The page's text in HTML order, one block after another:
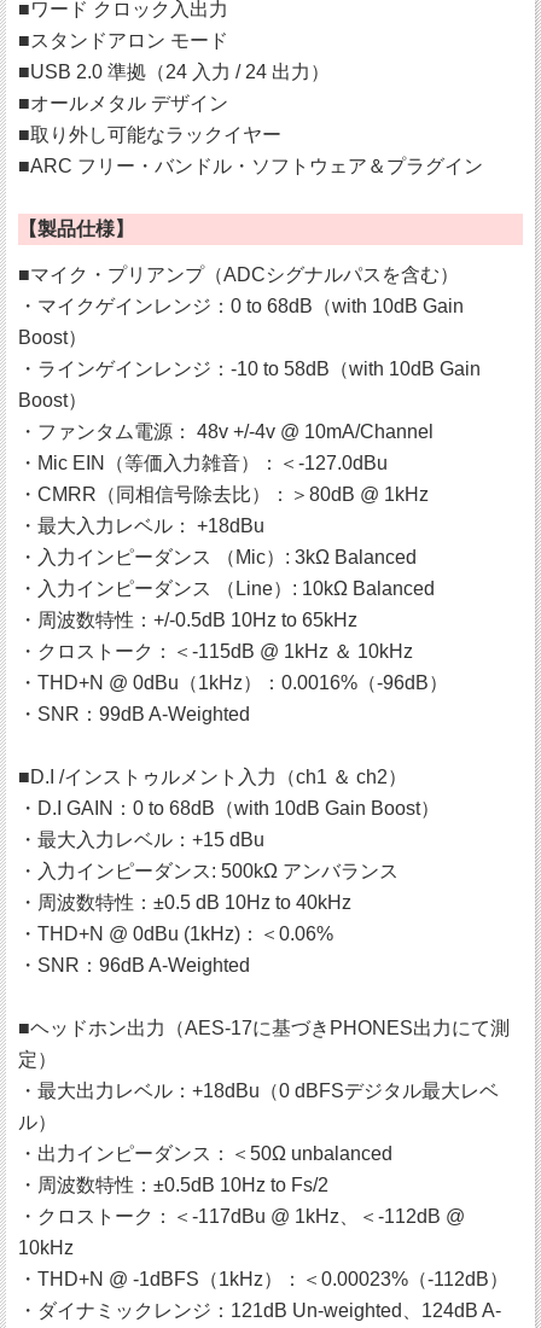
■ワード クロック入出力
■スタンドアロン モード
■USB 2.0 準拠（24 入力 / 24 出力）
■オールメタル デザイン
■取り外し可能なラックイヤー
■ARC フリー・バンドル・ソフトウェア＆プラグイン
【製品仕様】
■マイク・プリアンプ（ADCシグナルパスを含む）
・マイクゲインレンジ：0 to 68dB（with 10dB Gain
Boost）
・ラインゲインレンジ：-10 to 58dB（with 10dB Gain
Boost）
・ファンタム電源： 48v +/-4v @ 10mA/Channel
・Mic EIN（等価入力雑音）：＜-127.0dBu
・CMRR（同相信号除去比）：＞80dB @ 1kHz
・最大入力レベル： +18dBu
・入力インピーダンス （Mic）: 3kΩ Balanced
・入力インピーダンス （Line）: 10kΩ Balanced
・周波数特性：+/-0.5dB 10Hz to 65kHz
・クロストーク：＜-115dB @ 1kHz ＆ 10kHz
・THD+N @ 0dBu（1kHz）：0.0016%（-96dB）
・SNR：99dB A-Weighted
■D.I /インストゥルメント入力（ch1 ＆ ch2）
・D.I GAIN：0 to 68dB（with 10dB Gain Boost）
・最大入力レベル：+15 dBu
・入力インピーダンス: 500kΩ アンバランス
・周波数特性：±0.5 dB 10Hz to 40kHz
・THD+N @ 0dBu (1kHz)：＜0.06%
・SNR：96dB A-Weighted
■ヘッドホン出力（AES-17に基づきPHONES出力にて測
定）
・最大出力レベル：+18dBu（0 dBFSデジタル最大レベ
ル）
・出力インピーダンス：＜50Ω unbalanced
・周波数特性：±0.5dB 10Hz to Fs/2
・クロストーク：＜-117dBu @ 1kHz、＜-112dB @
10kHz
・THD+N @ -1dBFS（1kHz）：＜0.00023%（-112dB）
・ダイナミックレンジ：121dB Un-weighted、124dB A-